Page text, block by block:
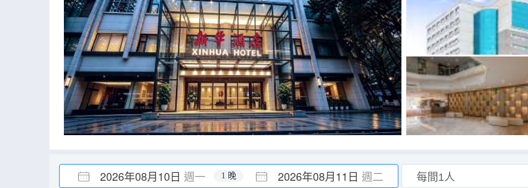
2026年08月10日 週一 2026年08月11日 週二
1 晚